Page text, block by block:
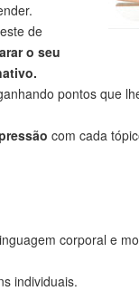
de
o seu
pontos que
com cada
corporal e
individuais.